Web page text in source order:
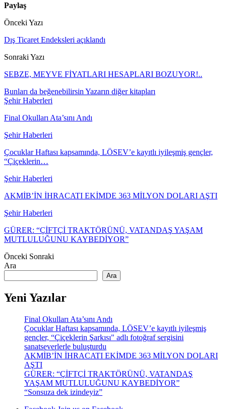
Paylaş
Önceki Yazı
Dış Ticaret Endeksleri açıklandı
Sonraki Yazı
SEBZE, MEYVE FİYATLARI HESAPLARI BOZUYOR!..
Bunları da beğenebilirsin Yazarın diğer kitapları
Şehir Haberleri
Final Okulları Ata’sını Andı
Şehir Haberleri
Çocuklar Haftası kapsamında, LÖSEV’e kayıtlı iyileşmiş gençler,
“Çiçeklerin…
Şehir Haberleri
AKMİB’İN İHRACATI EKİMDE 363 MİLYON DOLARI AŞTI
Şehir Haberleri
GÜRER: “ÇİFTÇİ TRAKTÖRÜNÜ, VATANDAŞ YAŞAM
MUTLULUĞUNU KAYBEDİYOR”
Önceki Sonraki
Ara
Ara
Yeni Yazılar
Final Okulları Ata’sını Andı
Çocuklar Haftası kapsamında, LÖSEV’e kayıtlı iyileşmiş
gençler, “Çiçeklerin Şarkısı" adlı fotoğraf sergisini
sanatseverlerle buluşturdu
AKMİB’İN İHRACATI EKİMDE 363 MİLYON DOLARI
AŞTI
GÜRER: “ÇİFTÇİ TRAKTÖRÜNÜ, VATANDAŞ
YAŞAM MUTLULUĞUNU KAYBEDİYOR”
“Sonsuza dek izindeyiz”